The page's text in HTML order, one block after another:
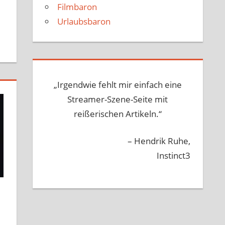
Filmbaron
Urlaubsbaron
„Irgendwie fehlt mir einfach eine
Streamer-Szene-Seite mit
reißerischen Artikeln.“
– Hendrik Ruhe,
Instinct3